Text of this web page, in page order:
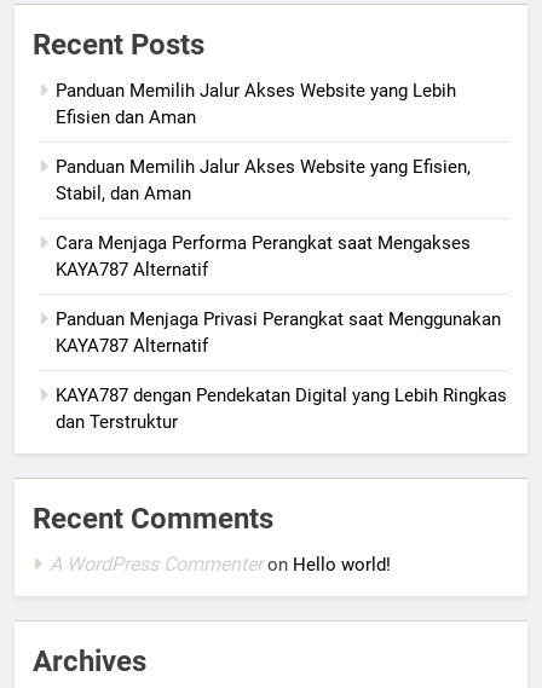
Recent Posts
Panduan Memilih Jalur Akses Website yang Lebih
Efisien dan Aman
Panduan Memilih Jalur Akses Website yang Efisien,
Stabil, dan Aman
Cara Menjaga Performa Perangkat saat Mengakses
KAYA787 Alternatif
Panduan Menjaga Privasi Perangkat saat Menggunakan
KAYA787 Alternatif
KAYA787 dengan Pendekatan Digital yang Lebih Ringkas
dan Terstruktur
Recent Comments
A WordPress Commenteron Hello world!
Archives